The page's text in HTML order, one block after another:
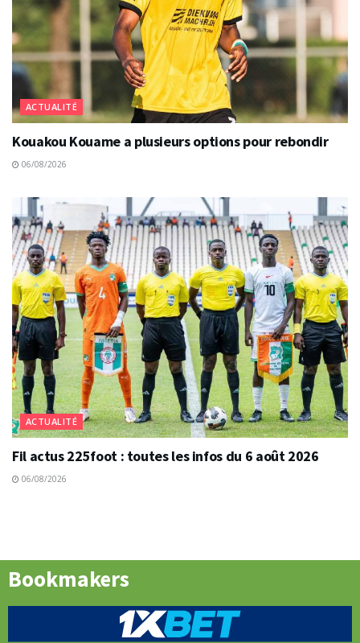
ACTUALITÉ
Kouakou Kouame a plusieurs options pour rebondir
06/08/2026
ACTUALITÉ
Fil actus 225foot : toutes les infos du 6 août 2026
06/08/2026
Bookmakers